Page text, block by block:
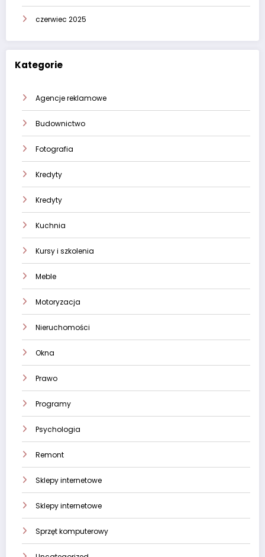
czerwiec 2025
Kategorie
Agencje reklamowe
Budownictwo
Fotografia
Kredyty
Kredyty
Kuchnia
Kursy i szkolenia
Meble
Motoryzacja
Nieruchomości
Okna
Prawo
Programy
Psychologia
Remont
Sklepy internetowe
Sklepy internetowe
Sprzęt komputerowy